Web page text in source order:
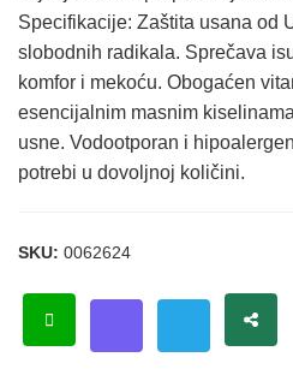
Specifikacije: Zaštita usana od
slobodnih radikala. Sprečava
komfor i mekoću. Obogaćen
esencijalnim masnim
usne. Vodootporan i
potrebi u dovoljnoj količini.
SKU: 0062624